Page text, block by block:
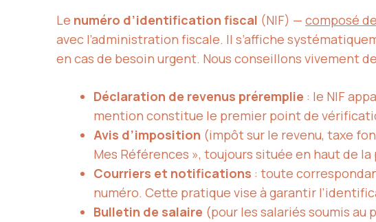
Le numéro d’identification fiscal (NIF) — composé
avec l’administration fiscale. Il s’affiche
en cas de besoin urgent. Nous conseillons
Déclaration de revenus préremplie : le NIF
mention constitue le premier point de
Avis d’imposition (impôt sur le revenu, taxe
Mes Références », toujours située en haut de la
Courriers et notifications : toute
numéro. Cette pratique vise à garantir
Bulletin de salaire (pour les salariés soumis